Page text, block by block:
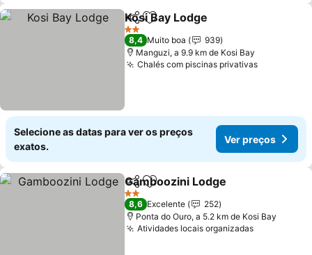
PartilharAdicionar aos favoritos
Kosi Bay Lodge
2 Estrelas
8,4 Muito boa
939
Manguzi, a 9.9 km de Kosi Bay
Chalés com piscinas privativasVer
Selecione as datas para ver os preços
exatos.
Ver preços
PartilharAdicionar aos favoritos
Gamboozini Lodge
2 Estrelas
8,6 Excelente
252
Ponta do Ouro, a 5.2 km de Kosi Bay
Atividades locais organizadasVer preços